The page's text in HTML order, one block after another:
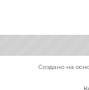
Создано на